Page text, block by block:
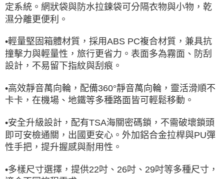
定系統。網狀袋與防水拉鍊袋可分隔衣物與小物，乾
濕分離更便利。
•輕量堅固箱體材質，採用ABS PC複合材質，兼具抗
撞擊力與輕量性，旅行更省力。表面多為霧面、防刮
設計，不易留下指紋與刮痕。
•高效靜音萬向輪，配備360°靜音萬向輪，靈活滑順不
卡卡，在機場、地鐵等多種路面皆可輕鬆移動。
•安全升級設計，配有TSA海關密碼鎖，不需破壞鎖頭
即可安檢通關，出國更安心。外加鋁合金拉桿與PU彈
性手把，提升握感與耐用性。
•多樣尺寸選擇，提供22吋、26吋、29吋等多種尺寸，